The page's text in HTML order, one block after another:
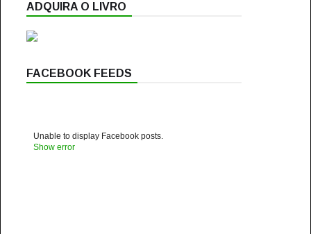
ADQUIRA O LIVRO
FACEBOOK FEEDS
Unable to display Facebook posts.
Show error